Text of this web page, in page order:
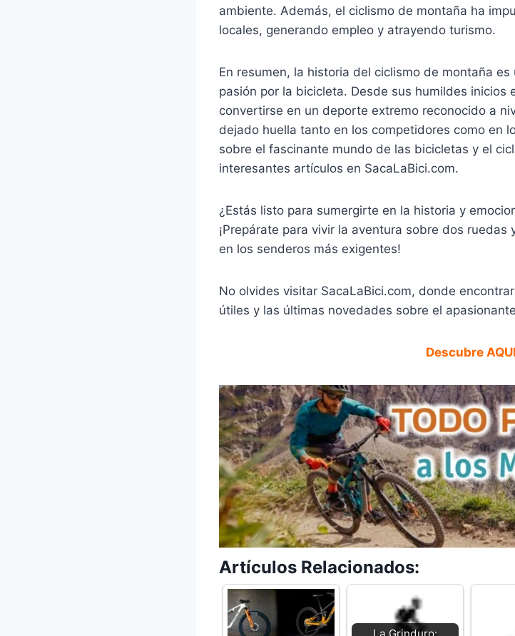
ambiente. Además, el ciclismo de montaña ha
locales, generando empleo y atrayendo turismo.
En resumen, la historia del ciclismo de montaña
pasión por la bicicleta. Desde sus humildes inicios
convertirse en un deporte extremo reconocido a
dejado huella tanto en los competidores como en
sobre el fascinante mundo de las bicicletas y el
interesantes artículos en SacaLaBici.com.
¿Estás listo para sumergirte en la historia y
¡Prepárate para vivir la aventura sobre dos
en los senderos más exigentes!
No olvides visitar SacaLaBici.com, donde
útiles y las últimas novedades sobre el
Descubre AQUI
Artículos Relacionados: